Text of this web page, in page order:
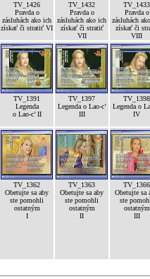
TV_1426
Pravda o
zásluhách ako ich
získať či stratiť VI
TV_1432
Pravda o
zásluhách ako ich
získať či stratiť
VII
TV_1433
Pravda o
zásluhách
získať či
VIII
TV_1391
Legenda
o Lao-c’ II
TV_1397
Legenda o Lao-c’
III
TV_1398
Legenda o
IV
TV_1362
Obetujte sa aby
ste pomohli
ostatným
I
TV_1363
Obetujte sa aby
ste pomohli
ostatným
II
TV_1366
Obetujte sa
ste
ostatným
III